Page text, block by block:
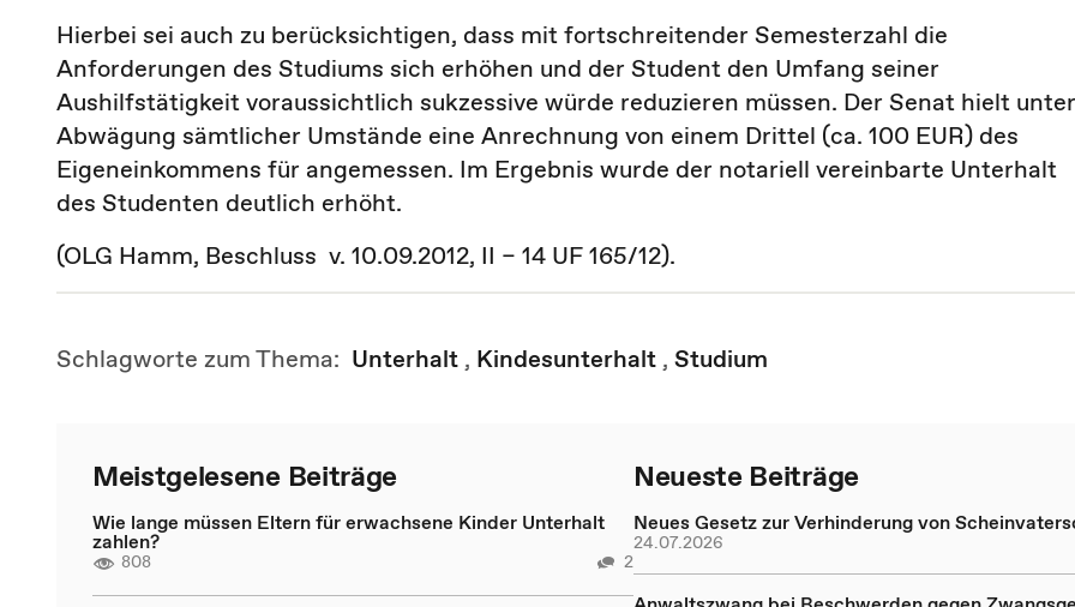
Hierbei sei auch zu berücksichtigen, dass mit fortschreitender Semesterzahl die
Anforderungen des Studiums sich erhöhen und der Student den Umfang seiner
Aushilfstätigkeit voraussichtlich sukzessive würde reduzieren müssen. Der Senat hielt unter
Abwägung sämtlicher Umstände eine Anrechnung von einem Drittel (ca. 100 EUR) des
Eigeneinkommens für angemessen. Im Ergebnis wurde der notariell vereinbarte Unterhalt
des Studenten deutlich erhöht.
(OLG Hamm, Beschluss v. 10.09.2012, II – 14 UF 165/12).
Schlagworte zum Thema: Unterhalt , Kindesunterhalt , Studium
Meistgelesene Beiträge
Wie lange müssen Eltern für erwachsene Kinder Unterhalt
zahlen?
808 2
Neueste Beiträge
Neues Gesetz zur Verhinderung von
24.07.2026